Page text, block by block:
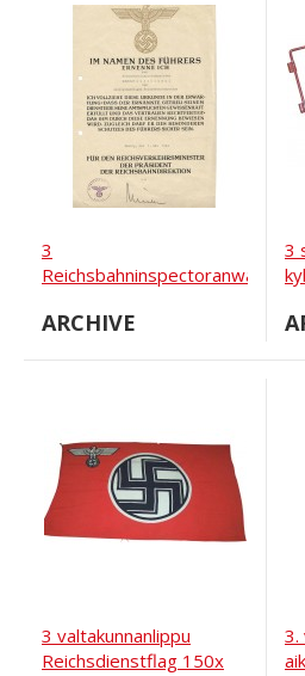
3
valtakunnallinen todistus
ARCHIVE
3
3 valtakunnanlippu
Reichsdienstflag 150x
3.